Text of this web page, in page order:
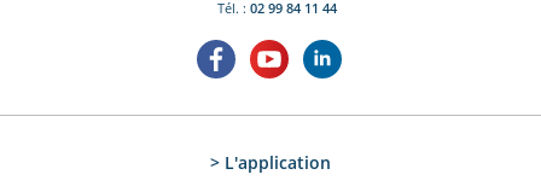
Tél. : 02 99 84 11 44
> L'application